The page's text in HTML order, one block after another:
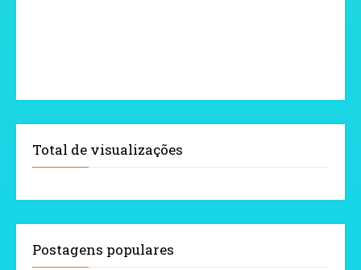
Total de visualizações
Postagens populares